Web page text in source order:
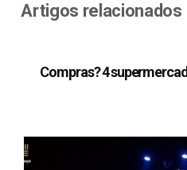
Artigos relacionados
Compras? 4